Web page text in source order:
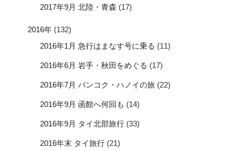
2017年9月 北陸・青森 (17)
2016年 (132)
2016年1月 急行はまなす号に乗る (11)
2016年6月 岩手・秋田をめぐる (17)
2016年7月 バンコク・ハノイの旅 (22)
2016年9月 函館へ何回も (14)
2016年9月 タイ北部旅行 (33)
2016年末 タイ旅行 (21)